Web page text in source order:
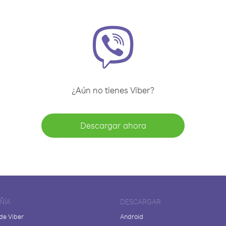
¿Aún no tienes Viber?
Descargar ahora
Viber
DESCARGAR
Android